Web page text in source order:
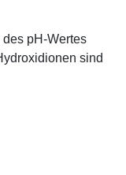
pH-Wertes
sind